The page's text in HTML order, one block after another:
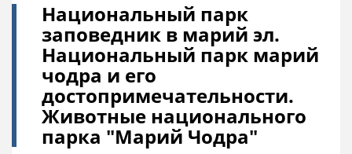
Национальный парк
заповедник в марий эл.
Национальный парк марий
чодра и его
достопримечательности.
Животные национального
парка "Марий Чодра"